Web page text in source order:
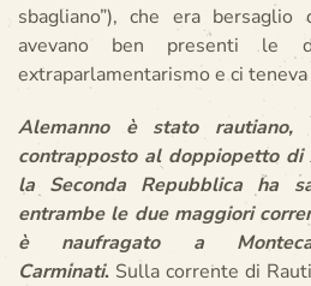
sbagliano”), che era
avevano ben presenti le
extraparlamentarismo e ci
Alemanno è stato
contrapposto al doppiopetto di
la Seconda Repubblica ha
entrambe le due maggiori
è naufragato a
Carminati. Sulla corrente di